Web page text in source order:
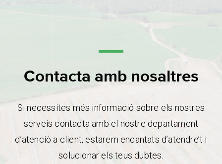
Contacta amb nosaltres
Si necessites més informació sobre els nostres
serveis contacta amb el nostre departament
d’atenció a client, estarem encantats d’atendre’t i
solucionar els teus dubtes.